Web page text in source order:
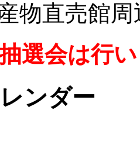
物直売館周
選会は行
ンダー